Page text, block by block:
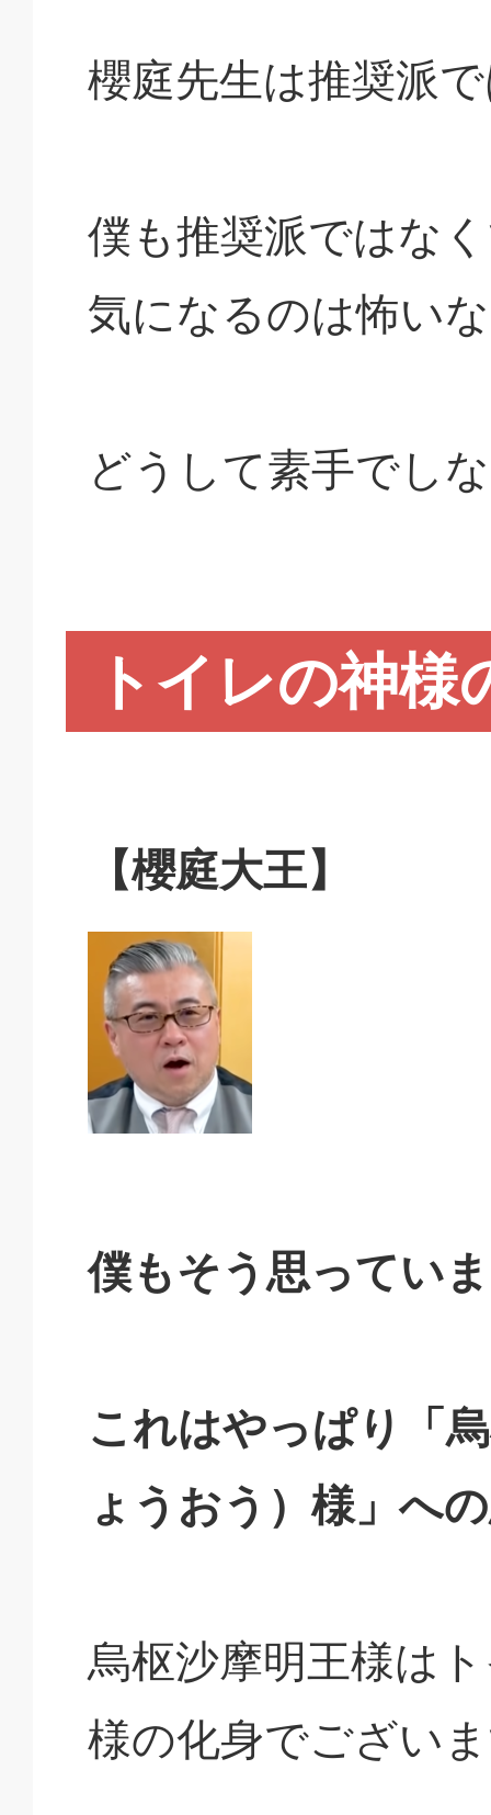
櫻庭先生は推奨派
僕も推奨派ではな
気になるのは怖い
どうして素手でし
トイレの神様
【櫻庭大王】
僕もそう思ってい
これはやっぱり「
ょうおう）様」へ
烏枢沙摩明王様は
様の化身でござい